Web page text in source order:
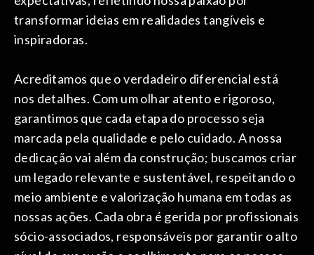
transformar ideias em realidades tangíveis e
inspiradoras.
Acreditamos que o verdadeiro diferencial está
nos detalhes. Com um olhar atento e rigoroso,
garantimos que cada etapa do processo seja
marcada pela qualidade e pelo cuidado. A nossa
dedicação vai além da construção; buscamos criar
um legado relevante e sustentável, respeitando o
meio ambiente e valorização humana em todas as
nossas ações. Cada obra é gerida por profissionais
sócio-associados, responsáveis por garantir o alto